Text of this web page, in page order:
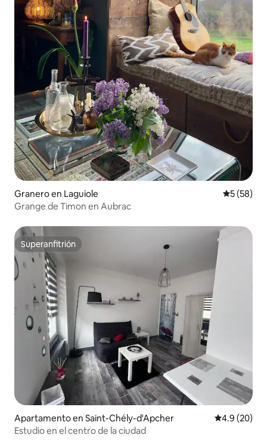
Granero en Laguiole
5 (58)
Grange de Timon en Aubrac
Superanfitrión
Superanfitrión
Apartamento en Saint-Chély-d'Apcher Calificación
4.9 (20)
Estudio en el centro de la ciudad